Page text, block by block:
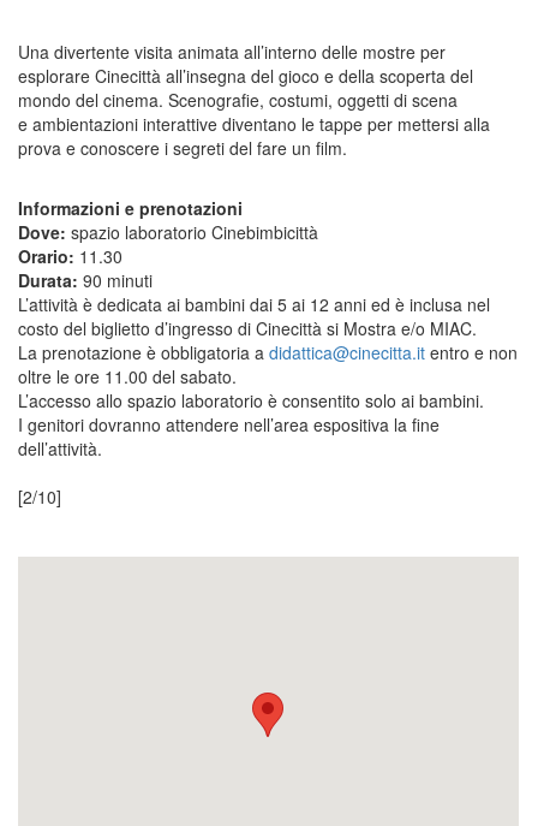
Una divertente visita animata all’interno delle mostre per
esplorare Cinecittà all’insegna del gioco e della scoperta del
mondo del cinema. Scenografie, costumi, oggetti di scena
e ambientazioni interattive diventano le tappe per mettersi alla
prova e conoscere i segreti del fare un film.
Informazioni e prenotazioni
Dove: spazio laboratorio Cinebimbicittà
Orario: 11.30
Durata: 90 minuti
L’attività è dedicata ai bambini dai 5 ai 12 anni ed è inclusa nel
costo del biglietto d’ingresso di Cinecittà si Mostra e/o MIAC.
La prenotazione è obbligatoria a didattica@cinecitta.it entro e non
oltre le ore 11.00 del sabato.
L’accesso allo spazio laboratorio è consentito solo ai bambini.
I genitori dovranno attendere nell’area espositiva la fine
dell’attività.
[2/10]